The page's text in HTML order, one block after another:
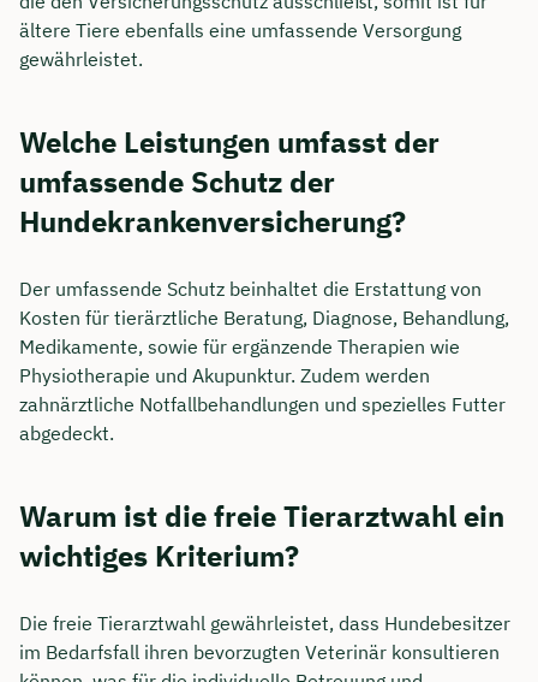
ältere Tiere ebenfalls eine umfassende Versorgung
gewährleistet.
Welche Leistungen umfasst der
umfassende Schutz der
Hundekrankenversicherung?
Der umfassende Schutz beinhaltet die Erstattung von
Kosten für tierärztliche Beratung, Diagnose, Behandlung,
Medikamente, sowie für ergänzende Therapien wie
Physiotherapie und Akupunktur. Zudem werden
zahnärztliche Notfallbehandlungen und spezielles Futter
abgedeckt.
Warum ist die freie Tierarztwahl ein
wichtiges Kriterium?
Die freie Tierarztwahl gewährleistet, dass Hundebesitzer
im Bedarfsfall ihren bevorzugten Veterinär konsultieren